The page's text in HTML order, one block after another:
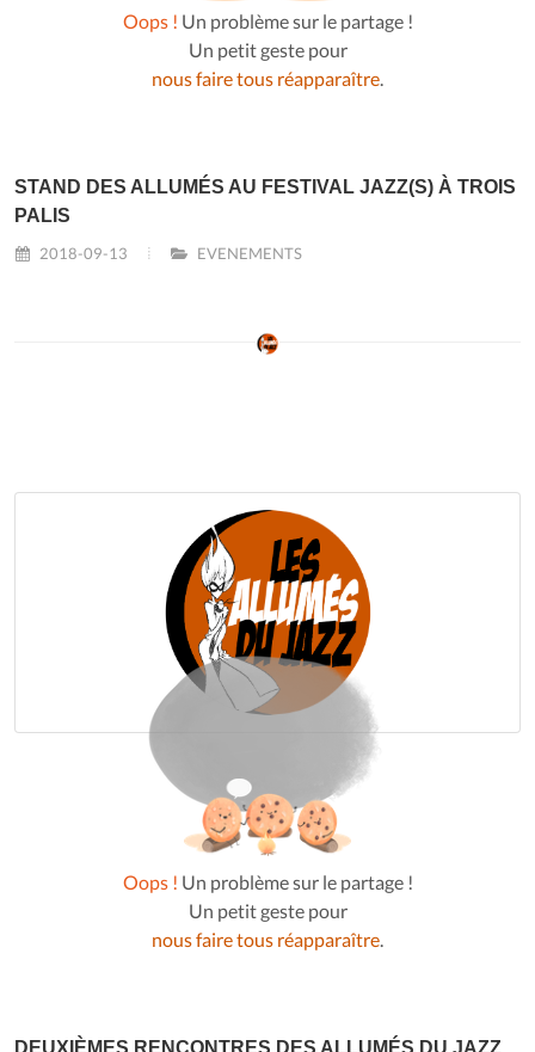
Oops ! Un problème sur le partage !
Un petit geste pour
nous faire tous réapparaître.
STAND DES ALLUMÉS AU FESTIVAL JAZZ(S) À TROIS
PALIS
2018-09-13 EVENEMENTS
Oops ! Un problème sur le partage !
Un petit geste pour
nous faire tous réapparaître
DEUXIÈMES RENCONTRES DES ALLUMÉS DU JAZZ